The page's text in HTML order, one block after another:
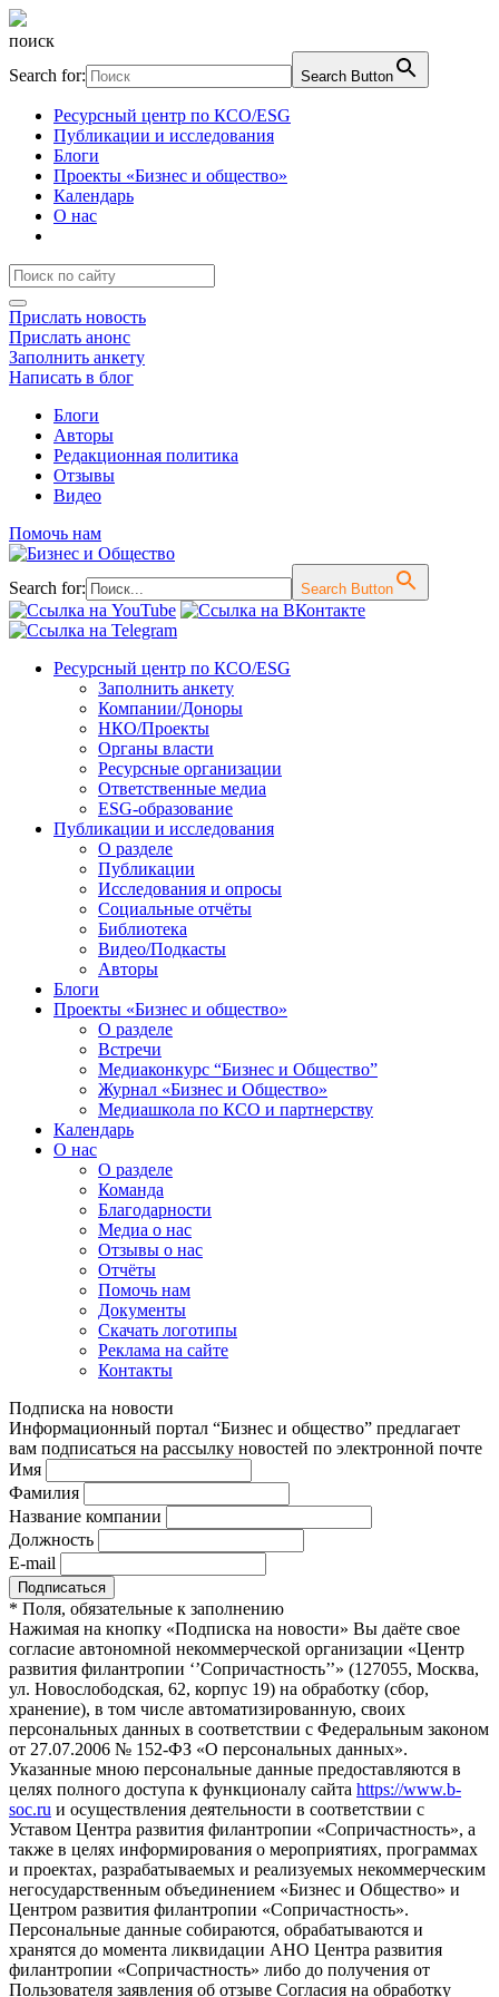
поиск
Search for:
Search Button
Ресурсный центр по КСО/ESG
Публикации и исследования
Блоги
Проекты «Бизнес и общество»
Календарь
О нас
Прислать новость
Прислать анонс
Заполнить анкету
Написать в блог
Блоги
Авторы
Редакционная политика
Отзывы
Видео
Помочь нам
Search for: Search Button
Перейти
содержимому
Ресурсный центр по КСО/ESG
Заполнить анкету
Компании/Доноры
НКО/Проекты
Органы власти
Ресурсные организации
Ответственные медиа
ESG-образование
Публикации и исследования
О разделе
Публикации
Исследования и опросы
Социальные отчёты
Библиотека
Видео/Подкасты
Авторы
Блоги
Проекты «Бизнес и общество»
О разделе
Встречи
Медиаконкурс “Бизнес и Общество”
Журнал «Бизнес и Общество»
Медиашкола по КСО и партнерству
Календарь
О нас
О разделе
Команда
Благодарности
Медиа о нас
Отзывы о нас
Отчёты
Помочь нам
Документы
Скачать логотипы
Реклама на сайте
Контакты
Подписка на новости
Информационный портал “Бизнес и общество” предлагает
вам подписаться на рассылку новостей по электронной почте
Имя
Фамилия
Название компании
Должность
E-mail
* Поля, обязательные к заполнению
Нажимая на кнопку «Подписка на новости» Вы даёте свое
согласие автономной некоммерческой организации «Центр
развития филантропии ‘’Сопричастность’’» (127055, Москва,
ул. Новослободская, 62, корпус 19) на обработку (сбор,
хранение), в том числе автоматизированную, своих
персональных данных в соответствии с Федеральным законом
от 27.07.2006 № 152-ФЗ «О персональных данных».
Указанные мною персональные данные предоставляются в
целях полного доступа к функционалу сайта https://www.b-
soc.ru и осуществления деятельности в соответствии с
Уставом Центра развития филантропии «Сопричастность», а
также в целях информирования о мероприятиях, программах
и проектах, разрабатываемых и реализуемых некоммерческим
негосударственным объединением «Бизнес и Общество» и
Центром развития филантропии «Сопричастность».
Персональные данные собираются, обрабатываются и
хранятся до момента ликвидации АНО Центра развития
филантропии «Сопричастность» либо до получения от
Пользователя заявления об отзыве Согласия на обработку